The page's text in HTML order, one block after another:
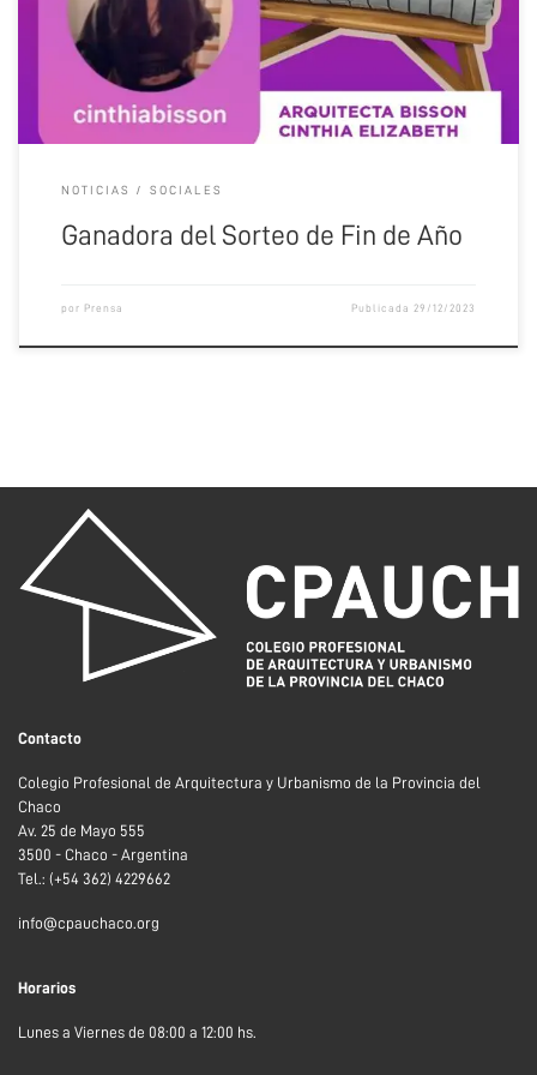
NOTICIAS SOCIALES
Ganadora del Sorteo de Fin de Año
por Prensa Publicada29/12/2023
Contacto
Colegio Profesional de Arquitectura y Urbanismo de la Provincia del
Chaco
Av. 25 de Mayo 555
3500 - Chaco - Argentina
Tel.: (+54 362) 4229662
info@cpauchaco.org
Horarios
Lunes a Viernes de 08:00 a 12:00 hs.